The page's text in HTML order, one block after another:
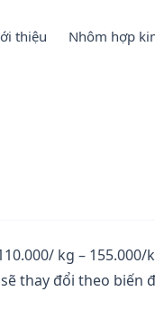
thiệu Nhôm hợp
kg – 155.000/
sẽ thay đổi theo